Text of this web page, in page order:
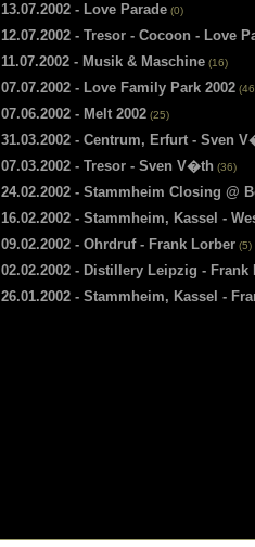
13.07.2002 - Love Parade(0)
12.07.2002 - Tresor - Cocoon - Love
11.07.2002 - Musik & Maschine(16)
07.07.2002 - Love Family Park 2002
07.06.2002 - Melt 2002(25)
31.03.2002 - Centrum, Erfurt - Sven
07.03.2002 - Tresor - Sven V�th (36)
24.02.2002 - Stammheim Closing @
16.02.2002 - Stammheim, Kassel -
09.02.2002 - Ohrdruf - Frank Lorber(5)
02.02.2002 - Distillery Leipzig - Frank
26.01.2002 - Stammheim, Kassel -